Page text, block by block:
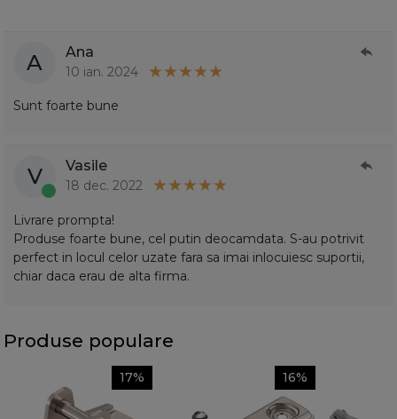
A Ana
10 ian. 2024
Sunt foarte bune
V Vasile
18 dec. 2022
Livrare prompta!
Produse foarte bune, cel putin deocamdata. S-au potrivit
perfect in locul celor uzate fara sa imai inlocuiesc suportii,
chiar daca erau de alta firma.
Produse populare
17% 16%